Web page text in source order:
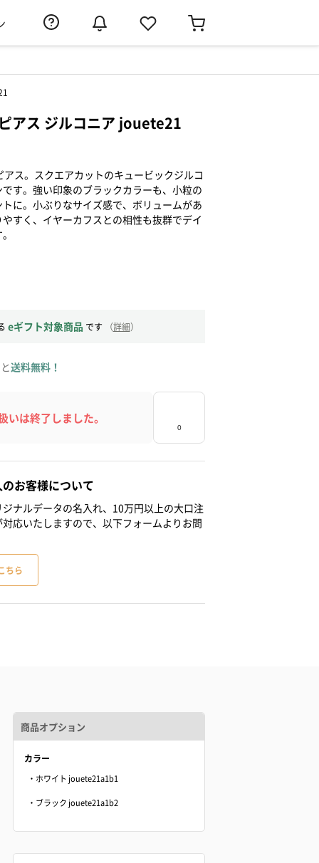
アス ジルコニア jouete21
ス。スクエアカットのキュービックジルコ
す。強い印象のブラックカラーも、小粒の
に。小ぶりなサイズ感で、ボリュームがあ
すく、イヤーカフスとの相性も抜群でデイ
eギフト対象商品 です （詳細）
送料無料！
いは終了しました。
お客様について
ナルデータの名入れ、10万円以上の大口注
応いたしますので、以下フォームよりお問
ちら
商品オプション
カラー
・ホワイト jouete21a1b1
・ブラック jouete21a1b2